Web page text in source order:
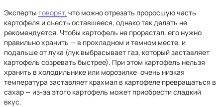
Эксперты говорят, что можно отрезать проросшую часть
картофеля и съесть оставшееся, однако так делать не
рекомендуется. Чтобы картофель не прорастал, его нужно
правильно хранить — в прохладном и темном месте, и
подальше от лука (лук выбрасывает газ, который заставляет
картофель созревать быстрее). При этом картофель нельзя
хранить в холодильнике или морозилке: очень низкая
температура заставляет крахмал в картофеле превращаться в
сахар — из-за этого картофель может приобрести сладкий
вкус.